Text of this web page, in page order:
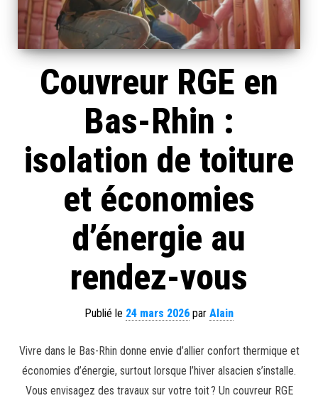
Couvreur RGE en
Bas-Rhin :
isolation de toiture
et économies
d’énergie au
rendez-vous
Publié le 24 mars 2026 par Alain
Vivre dans le Bas-Rhin donne envie d’allier confort thermique et
économies d’énergie, surtout lorsque l’hiver alsacien s’installe.
Vous envisagez des travaux sur votre toit ? Un couvreur RGE